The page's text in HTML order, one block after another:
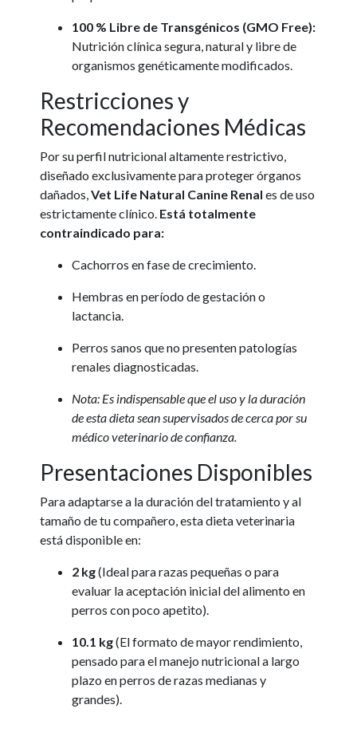
100 % Libre de Transgénicos (GMO Free):
Nutrición clínica segura, natural y libre de
organismos genéticamente modificados.
Restricciones y
Recomendaciones Médicas
Por su perfil nutricional altamente restrictivo,
diseñado exclusivamente para proteger órganos
dañados,Vet Life Natural Canine Renal es de uso
estrictamente clínico. Está totalmente
contraindicado para:
Cachorros en fase de crecimiento.
Hembras en período de gestación o
lactancia.
Perros sanos que no presenten patologías
renales diagnosticadas.
Nota: Es indispensable que el uso y la duración
de esta dieta sean supervisados de cerca por su
médico veterinario de confianza.
Presentaciones Disponibles
Para adaptarse a la duración del tratamiento y al
tamaño de tu compañero, esta dieta veterinaria
está disponible en:
2 kg(Ideal para razas pequeñas o para
evaluar la aceptación inicial del alimento en
perros con poco apetito).
10.1 kg(El formato de mayor rendimiento,
pensado para el manejo nutricional a largo
plazo en perros de razas medianas y
grandes).